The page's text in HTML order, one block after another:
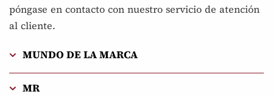
póngase en contacto con nuestro servicio de atención
al cliente.
MUNDO DE LA MARCA
MR